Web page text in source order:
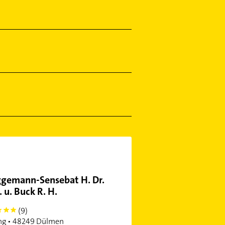
Sensebat H. Dr.
u. Buck R. H.
(9)
• 48249 Dülmen